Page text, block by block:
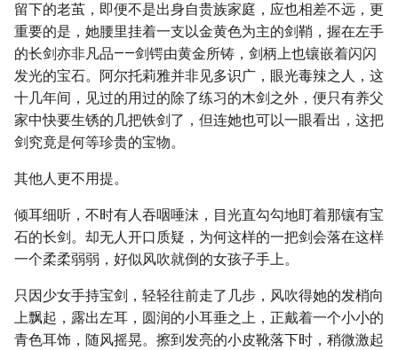
留下的老茧，即便不是出身自贵族家庭，应也相差不远，更
重要的是，她腰里挂着一支以金黄色为主的剑鞘，握在左手
的长剑亦非凡品——剑锷由黄金所铸，剑柄上也镶嵌着闪闪
发光的宝石。阿尔托莉雅并非见多识广，眼光毒辣之人，这
十几年间，见过的用过的除了练习的木剑之外，便只有养父
家中快要生锈的几把铁剑了，但连她也可以一眼看出，这把
剑究竟是何等珍贵的宝物。
其他人更不用提。
倾耳细听，不时有人吞咽唾沫，目光直勾勾地盯着那镶有宝
石的长剑。却无人开口质疑，为何这样的一把剑会落在这样
一个柔柔弱弱，好似风吹就倒的女孩子手上。
只因少女手持宝剑，轻轻往前走了几步，风吹得她的发梢向
上飘起，露出左耳，圆润的小耳垂之上，正戴着一个小小的
青色耳饰，随风摇晃。擦到发亮的小皮靴落下时，稍微激起